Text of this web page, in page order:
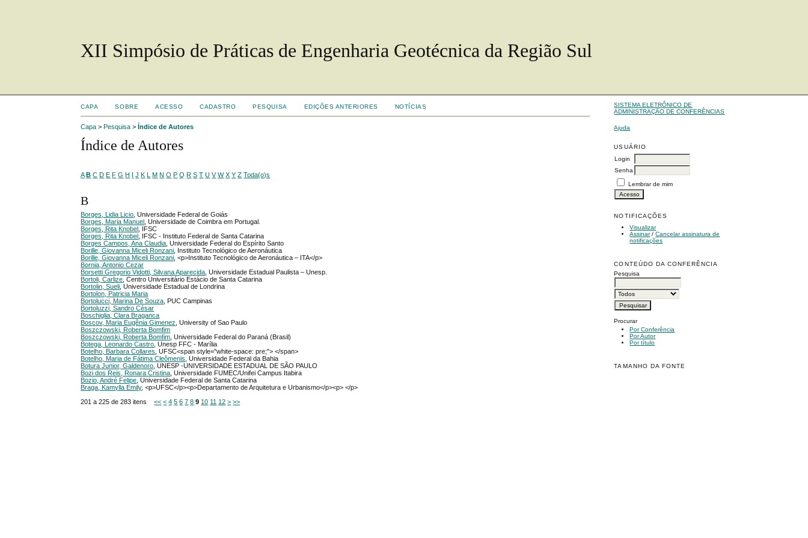
XII Simpósio de Práticas de Engenharia Geotécnica da Região Sul
SISTEMA ELETRÔNICO DE
ADMINISTRAÇÃO DE CONFERÊNCIAS
Ajuda
USUÁRIO
Login
Senha
Lembrar de mim
NOTIFICAÇÕES
Visualizar
Assinar/Cancelar assinatura de
notificações
CONTEÚDO DA CONFERÊNCIA
Pesquisa
Procurar
Por Conferência
Por Autor
Por título
TAMANHO DA FONTE
CAPA SOBRE ACESSO CADASTRO PESQUISA EDIÇÕES ANTERIORES NOTÍCIAS
Capa >Pesquisa >Índice de Autores
Índice de Autores
A B C D E F G H I J K L M N O P Q R S T U V W X Y Z Toda(o)s
B
Borges, Lidia Licio , Universidade Federal de Goiás
Borges, Maria Manuel
, Universidade de Coimbra em Portugal.
Borges, Rita Knobel
, IFSC
Borges, Rita Knobel
, IFSC - Instituto Federal de Santa Catarina
Borges Campos, Ana Claudia , Universidade Federal do Espírito Santo
Borille, Giovanna Miceli Ronzani , Instituto Tecnológico de Aeronáutica
Borille, Giovanna Miceli Ronzani , <p>Instituto Tecnológico de Aeronáutica – ITA</p>
Bornia, Antonio Cezar
Borsetti Gregorio Vidotti, Silvana Aparecida , Universidade Estadual Paulista – Unesp.
Bortoli, Carlize , Centro Universitário Estácio de Santa Catarina
Bortolin, Sueli , Universidade Estadual de Londrina
Bortolon, Patricia Maria
Bortolucci, Marina De Souza , PUC Campinas
Bortoluzzi, Sandro César
Boschiglia, Clara Braganca
Boscov, Maria Eugênia Gimenez , University of Sao Paulo
Boszczowski, Roberta Bomfim
Boszczowski, Roberta Bomfim , Universidade Federal do Paraná (Brasil)
Botega, Leonardo Castro , Unesp FFC - Marília
Botelho, Barbara Collares , UFSC<span style="white-space: pre;"> </span>
Botelho, Maria de Fátima Cleômenis , Universidade Federal da Bahia
Botura Junior, Galdenoro , UNESP -UNIVERSIDADE ESTADUAL DE SÃO PAULO
Bozi dos Reis, Ronara Cristina , Universidade FUMEC/Unifei Campus Itabira
Bozio, André Felipe , Universidade Federal de Santa Catarina
Braga, Kamylla Emily, <p>UFSC</p><p>Departamento de Arquitetura e Urbanismo</p><p> </p>
201 a 225 de 283 itens<< < 4 5 6 7 8 9 10 11 12 > >>